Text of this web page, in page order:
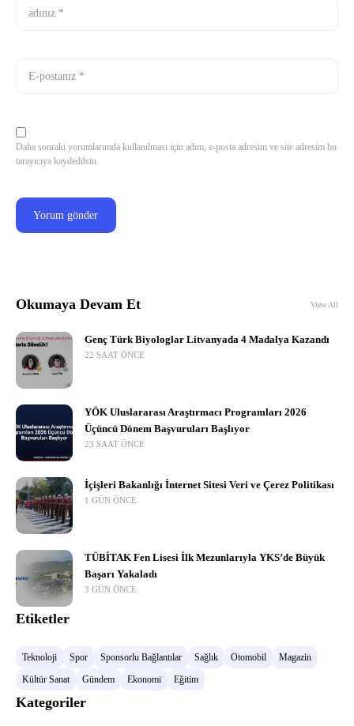
Daha sonraki yorumlarımda kullanılması için adım, e-posta adresim ve site adresim bu
tarayıcıya kaydedilsin.
Okumaya Devam Et View All
Genç Türk Biyologlar Litvanyada 4 Madalya Kazandı
22 SAAT ÖNCE
YÖK Uluslararası Araştırmacı Programları 2026
Üçüncü Dönem Başvuruları Başlıyor
23 SAAT ÖNCE
İçişleri Bakanlığı İnternet Sitesi Veri ve Çerez Politikası
1 GÜN ÖNCE
TÜBİTAK Fen Lisesi İlk Mezunlarıyla YKS’de Büyük
Başarı Yakaladı
3 GÜN ÖNCE
Etiketler
Teknoloji Spor Sponsorlu Bağlantılar Sağlık Otomobil
Magazin
Kültür Sanat
Gündem Ekonomi Eğitim
Kategoriler